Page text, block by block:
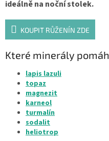
ideálně na noční stolek.
KOUPIT RŮŽENÍN ZDE
Které minerály
lapis lazuli
topaz
magnezit
karneol
turmalín
sodalit
heliotrop